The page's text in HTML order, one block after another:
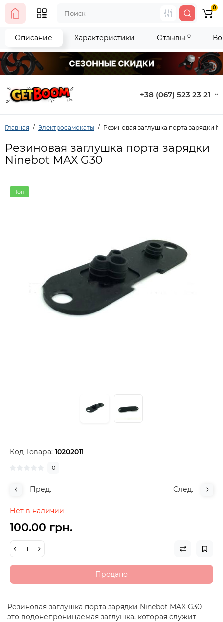
+38 (067) 523 23 21
0
Главная Электросамокаты Резиновая заглушка порта зарядки
Резиновая заглушка порта зарядки
Ninebot MAX G30
Топ
Код Товара: 10202011
0
Пред. След.
Нет в наличии
100.00 грн.
Продано
Описание Характеристики Отзывы 0
Резиновая заглушка порта зарядки Ninebot MAX G30 -
это водонепроницаемая заглушка, которая служит